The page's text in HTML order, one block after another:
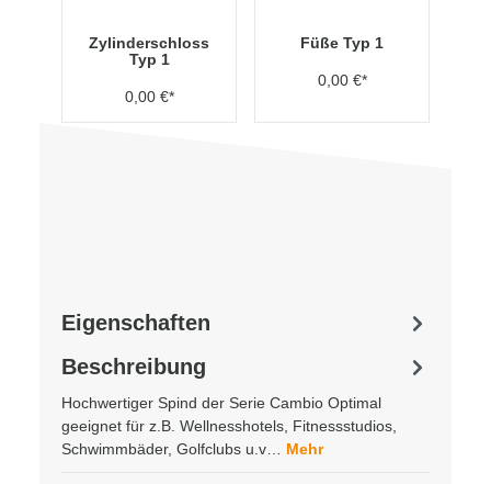
Zylinderschloss
Typ 1
0,00 €*
Füße Typ 1
0,00 €*
Beschreibung
Hochwertiger Spind der Serie Cambio Optimal
geeignet für z.B. Wellnesshotels, Fitnessstudios,
Schwimmbäder, Golfclubs u.v… Mehr
Eigenschaften